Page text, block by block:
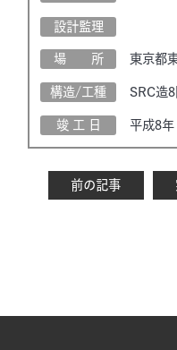
設計監理
場 所 東京都
構造/工種 SRC造
竣 工 日 平成8年
前の記事